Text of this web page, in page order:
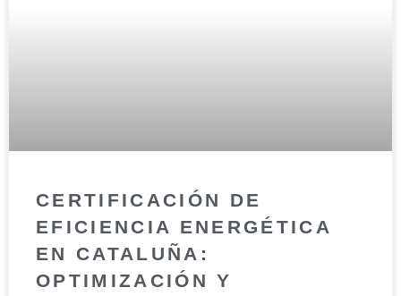
CERTIFICACIÓN DE
EFICIENCIA ENERGÉTICA
EN CATALUÑA:
OPTIMIZACIÓN Y